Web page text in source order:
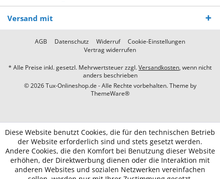
Versand mit
AGB Datenschutz Widerruf
Cookie-Einstellungen
Vertrag widerrufen
* Alle Preise inkl. gesetzl. Mehrwertsteuer zzgl.Versandkosten, wenn nicht
anders beschrieben
© 2026 Tux-Onlineshop.de - Alle Rechte vorbehalten. Theme by
ThemeWare®
Diese Website benutzt Cookies, die für den technischen Betrieb
der Website erforderlich sind und stets gesetzt werden.
Andere Cookies, die den Komfort bei Benutzung dieser Website
erhöhen, der Direktwerbung dienen oder die Interaktion mit
anderen Websites und sozialen Netzwerken vereinfachen